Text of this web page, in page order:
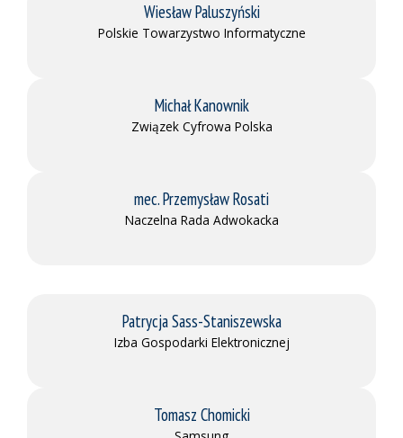
Wiesław Paluszyński
Polskie Towarzystwo Informatyczne
Michał Kanownik
Związek Cyfrowa Polska
mec. Przemysław Rosati
Naczelna Rada Adwokacka
Patrycja Sass-Staniszewska
Izba Gospodarki Elektronicznej
Tomasz Chomicki